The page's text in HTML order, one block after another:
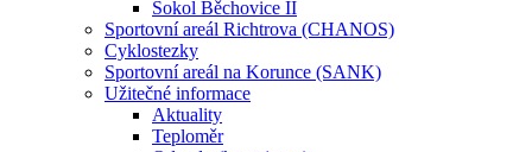
Sokol Běchovice II
Sportovní areál Richtrova (CHANOS)
Cyklostezky
Sportovní areál na Korunce (SANK)
Užitečné informace
Aktuality
Teploměr